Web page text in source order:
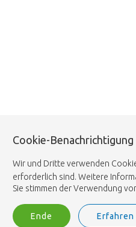
Cookie-Benachrichtigung
Wir und Dritte verwenden
erforderlich sind. Weitere
Sie stimmen der Verwendung
Ende Erfahren